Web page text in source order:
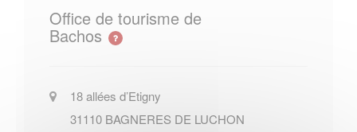
Office de tourisme de
Bachos
18 allées d’Etigny
31110 BAGNERES DE LUCHON